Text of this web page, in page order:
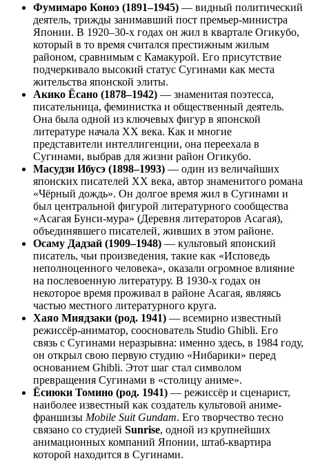
Фумимаро Коноэ (1891–1945) — видный политический
деятель, трижды занимавший пост премьер-министра
Японии. В 1920–30-х годах он жил в квартале Огикубо,
который в то время считался престижным жилым
районом, сравнимым с Камакурой. Его присутствие
подчеркивало высокий статус Сугинами как места
жительства японской элиты.
Акико Ёсано (1878–1942) — знаменитая поэтесса,
писательница, феминистка и общественный деятель.
Она была одной из ключевых фигур в японской
литературе начала XX века. Как и многие
представители интеллигенции, она переехала в
Сугинами, выбрав для жизни район Огикубо.
Масудзи Ибусэ (1898–1993) — один из величайших
японских писателей XX века, автор знаменитого романа
«Чёрный дождь». Он долгое время жил в Сугинами и
был центральной фигурой литературного сообщества
«Асагая Бунси-мура» (Деревня литераторов Асагая),
объединявшего писателей, живших в этом районе.
Осаму Дадзай (1909–1948) — культовый японский
писатель, чьи произведения, такие как «Исповедь
неполноценного человека», оказали огромное влияние
на послевоенную литературу. В 1930-х годах он
некоторое время проживал в районе Асагая, являясь
частью местного литературного круга.
Хаяо Миядзаки (род. 1941) — всемирно известный
режиссёр-аниматор, сооснователь Studio Ghibli. Его
связь с Сугинами неразрывна: именно здесь, в 1984 году,
он открыл свою первую студию «Нибарики» перед
основанием Ghibli. Этот шаг стал символом
превращения Сугинами в «столицу аниме».
Ёсиюки Томино (род. 1941) — режиссёр и сценарист,
наиболее известный как создатель культовой аниме-
франшизы Mobile Suit Gundam. Его творчество тесно
связано со студией Sunrise, одной из крупнейших
анимационных компаний Японии, штаб-квартира
которой находится в Сугинами.